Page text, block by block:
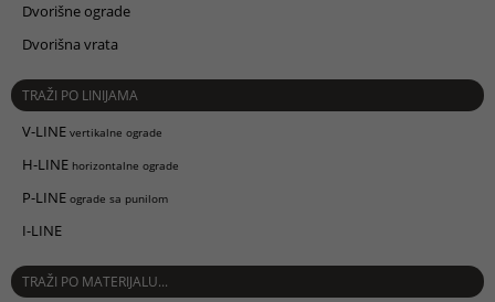
Dvorišne ograde
Dvorišna vrata
TRAŽI PO LINIJAMA
V-LINE vertikalne ograde
H-LINE horizontalne ograde
P-LINE ograde sa punilom
I-LINE
TRAŽI PO MATERIJALU...